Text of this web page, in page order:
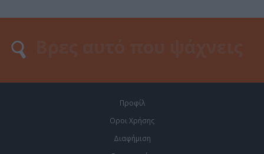
Προφίλ
Οροι Χρήσης
Διαφήμιση